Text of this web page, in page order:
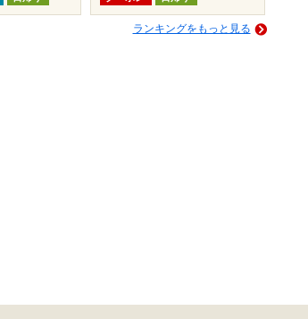
ランキングをもっと見る